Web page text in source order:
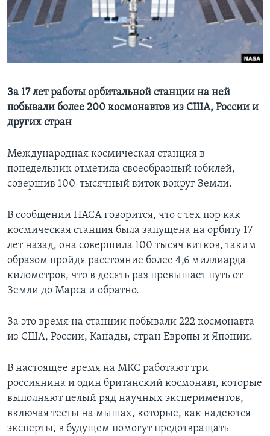
Learning English
СОЦИАЛЬНЫЕ СЕТИ
Языки
За 17 лет работы орбитальной станции на ней
побывали более 200 космонавтов из США, России и
других стран
Международная космическая станция в
понедельник отметила своеобразный юбилей,
совершив 100-тысячный виток вокруг Земли.
В сообщении НАСА говорится, что с тех пор как
космическая станция была запущена на орбиту 17
лет назад, она совершила 100 тысяч витков, таким
образом пройдя расстояние более 4,6 миллиарда
километров, что в десять раз превышает путь от
Земли до Марса и обратно.
За это время на станции побывали 222 космонавта
из США, России, Канады, стран Европы и Японии.
В настоящее время на МКС работают три
россиянина и один британский космонавт, которые
выполняют целый ряд научных экспериментов,
включая тесты на мышах, которые, как надеются
эксперты, в будущем помогут предотвращать